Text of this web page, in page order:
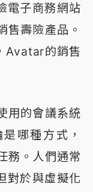
電子商務網站
售壽險產品。
Avatar的銷售
用的會議系統
哪種方式，
務。人們通常
對於與虛擬化